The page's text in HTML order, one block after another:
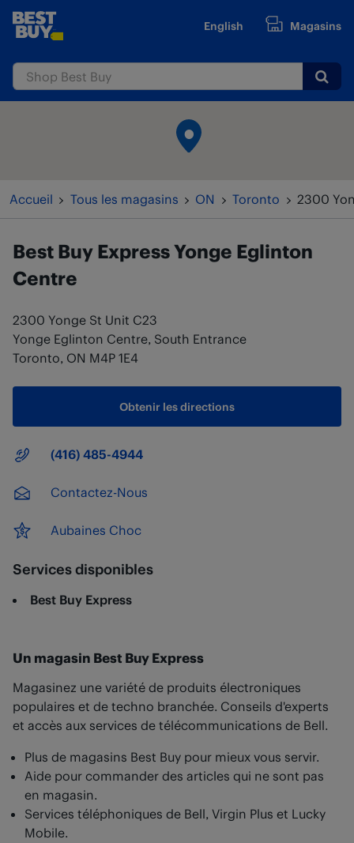
Passer au contenu
www.bestbuy.ca English Magasins
Accueil Tous les magasins ON Toronto 2300
Best Buy ExpressYonge Eglinton
Centre
2300 Yonge St Unit C23
Yonge Eglinton Centre, South Entrance
Toronto, ON M4P 1E4
Obtenir les directions
Numéro principal
(416) 485-4944
Contactez-Nous
Aubaines Choc
Services disponibles
Best Buy Express
Un magasin Best Buy Express
Magasinez une variété de produits électroniques
populaires et de techno branchée. Conseils d'experts
et accès aux services de télécommunications de Bell.
Plus de magasins Best Buy pour mieux vous servir.
Aide pour commander des articles qui ne sont pas
en magasin.
Services téléphoniques de Bell, Virgin Plus et Lucky
Mobile.